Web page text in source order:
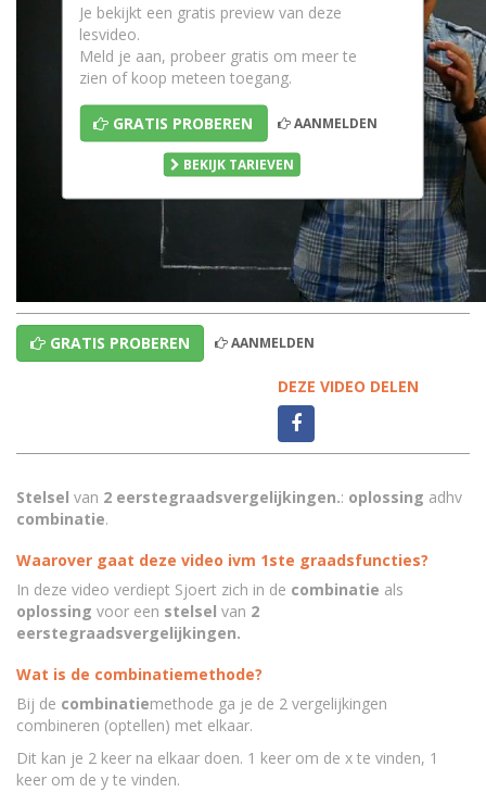
Je bekijkt een gratis preview van deze
lesvideo.
Meld je aan, probeer gratis om meer te
zien of koop meteen toegang.
GRATIS PROBEREN AANMELDEN
BEKIJK TARIEVEN
GRATIS PROBEREN AANMELDEN
DEZE VIDEO DELEN
Stelsel van 2 eerstegraadsvergelijkingen.: oplossing adhv
combinatie.
Waarover gaat deze video ivm 1ste graadsfuncties?
In deze video verdiept Sjoert zich in de combinatie als
oplossing voor een stelsel van 2
eerstegraadsvergelijkingen.
Wat is de combinatiemethode?
Bij de combinatiemethode ga je de 2 vergelijkingen
combineren (optellen) met elkaar.
Dit kan je 2 keer na elkaar doen. 1 keer om de x te vinden, 1
keer om de y te vinden.